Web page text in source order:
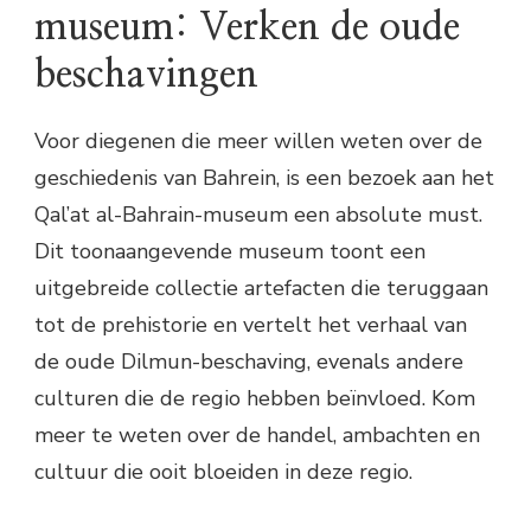
museum: Verken de oude
beschavingen
Voor diegenen die meer willen weten over de
geschiedenis van Bahrein, is een bezoek aan het
Qal’at al-Bahrain-museum een absolute must.
Dit toonaangevende museum toont een
uitgebreide collectie artefacten die teruggaan
tot de prehistorie en vertelt het verhaal van
de oude Dilmun-beschaving, evenals andere
culturen die de regio hebben beïnvloed. Kom
meer te weten over de handel, ambachten en
cultuur die ooit bloeiden in deze regio.